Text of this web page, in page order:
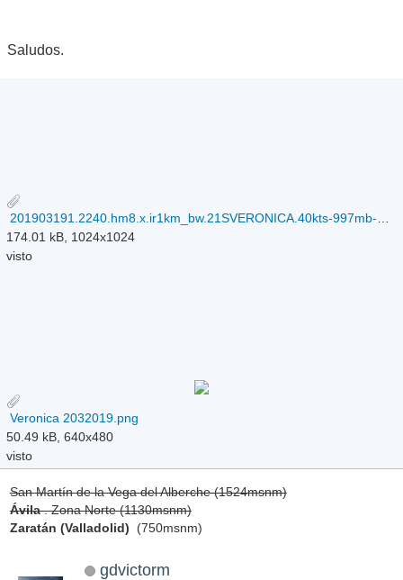
Saludos.
174.01 kB, 1024x1024
visto
Veronica 2032019.png
50.49 kB, 640x480
visto
San Martín de la Vega del Alberche (1524msnm)
Ávila. Zona Norte (1130msnm)
Zaratán (Valladolid) (750msnm)
gdvictorm